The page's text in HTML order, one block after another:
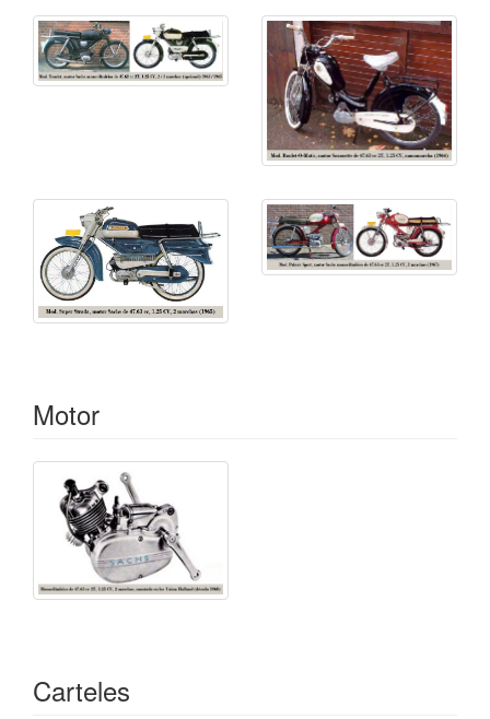
Motor
Carteles